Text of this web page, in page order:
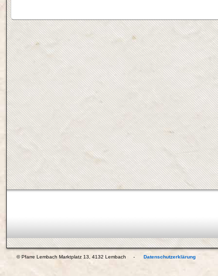
© Pfarre Lembach Marktplatz 13, 4132 Lembach - Datenschutzerklärung